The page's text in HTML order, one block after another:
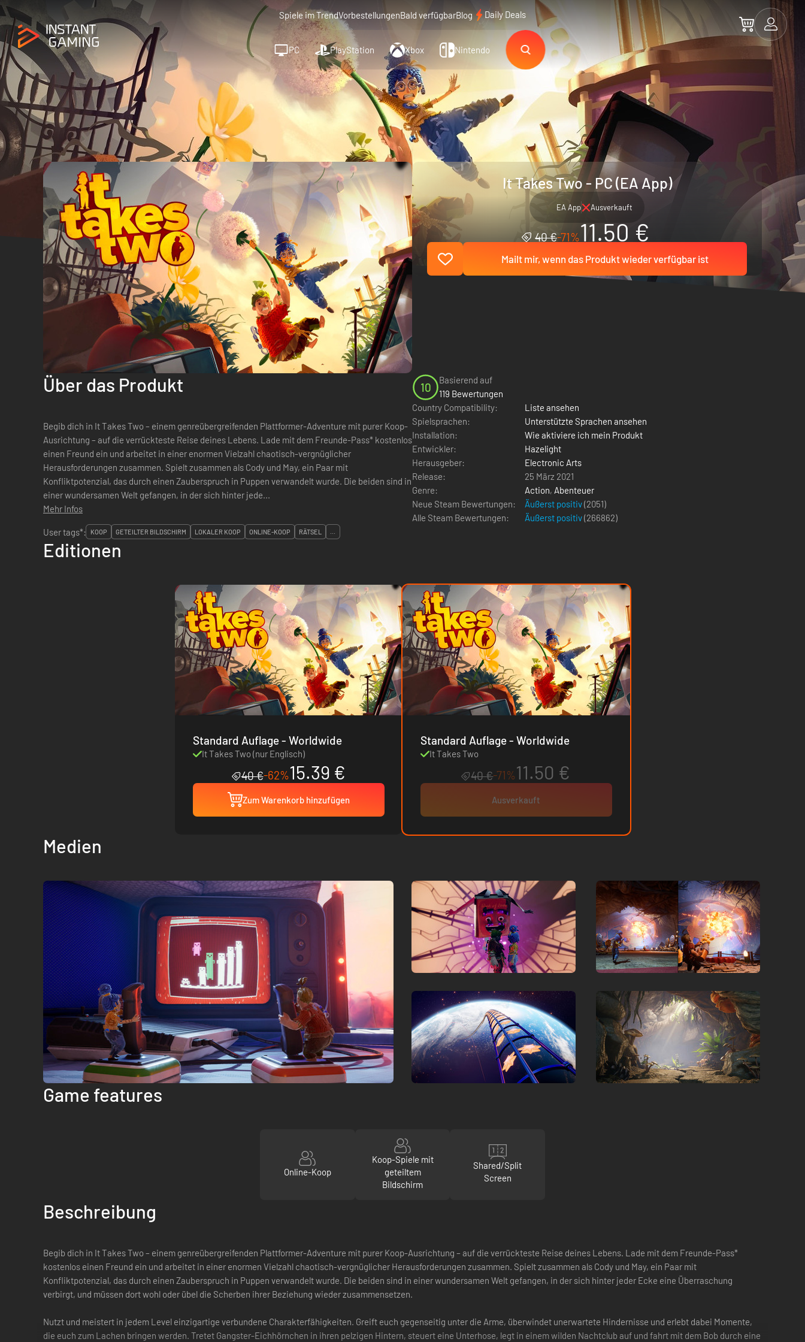
Spiele im TrendVorbestellungenBald verfügbarBlog Daily Deals
PC PlayStation Xbox Nintendo
It Takes Two - PC (EA App)
EA App Ausverkauft
40 €-71%11.50 €
Mailt mir, wenn das Produkt wieder verfügbar ist
Über das Produkt
Begib dich in It Takes Two – einem genreübergreifenden Plattformer-Adventure mit purer Koop-
Ausrichtung – auf die verrückteste Reise deines Lebens. Lade mit dem Freunde-Pass* kostenlos
einen Freund ein und arbeitet in einer enormen Vielzahl chaotisch-vergnüglicher
Herausforderungen zusammen. Spielt zusammen als Cody und May, ein Paar mit
Konfliktpotenzial, das durch einen Zauberspruch in Puppen verwandelt wurde. Die beiden sind in
einer wundersamen Welt gefangen, in der sich hinter jede...
Mehr Infos
10
Basierend auf
119 Bewertungen
Country Compatibility:
Liste ansehen
Spielsprachen:
Unterstützte Sprachen ansehen
Installation:
Wie aktiviere ich mein Produkt
Entwickler:
Hazelight
Herausgeber:
Electronic Arts
Release:
25 März 2021
Genre:
Action, Abenteuer
Neue Steam Bewertungen:
Äußerst positiv(2051)
Alle Steam Bewertungen:
Äußerst positiv(266862)
User tags*:
KOOP GETEILTER BILDSCHIRM LOKALER KOOP ONLINE-KOOP RÄTSEL ...
Editionen
Standard Auflage - Worldwide
It Takes Two (nur Englisch)
40 €-62%15.39 €
Zum Warenkorb hinzufügen
Standard Auflage - Worldwide
It Takes Two
40 €-71%11.50 €
Ausverkauft
Medien
Game features
Online-Koop
Koop-Spiele mit
geteiltem
Bildschirm
Shared/Split
Screen
Beschreibung
Begib dich in It Takes Two – einem genreübergreifenden Plattformer-Adventure mit purer Koop-Ausrichtung – auf die verrückteste Reise deines Lebens. Lade mit dem Freunde-Pass*
kostenlos einen Freund ein und arbeitet in einer enormen Vielzahl chaotisch-vergnüglicher Herausforderungen zusammen. Spielt zusammen als Cody und May, ein Paar mit
Konfliktpotenzial, das durch einen Zauberspruch in Puppen verwandelt wurde. Die beiden sind in einer wundersamen Welt gefangen, in der sich hinter jeder Ecke eine Überraschung
verbirgt, und müssen dort wohl oder übel die Scherben ihrer Beziehung wieder zusammensetzen.
Nutzt und meistert in jedem Level einzigartige verbundene Charakterfähigkeiten. Greift euch gegenseitig unter die Arme, überwindet unerwartete Hindernisse und erlebt dabei Momente,
die euch zum Lachen bringen werden. Tretet Gangster-Eichhörnchen in ihren pelzigen Hintern, steuert eine Unterhose, legt in einem wilden Nachtclub auf und fahrt mit dem Bob durch eine